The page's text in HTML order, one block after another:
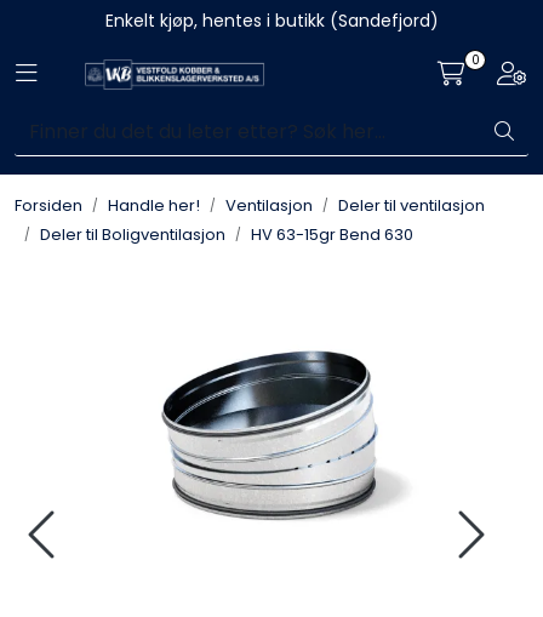
Skip to main contentEnkelt kjøp, hentes i butikk (Sandefjord)
Toggle navigation 0
Forsiden Handle her! Ventilasjon
Deler til ventilasjon
Deler til Boligventilasjon
HV 63-15gr Bend 630
Taktekking
Våre leverandører
Handle her!